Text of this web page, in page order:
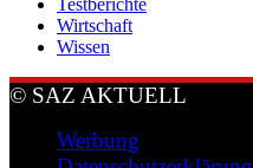
Wirtschaft
Wissen
© SAZ AKTUELL
Werbung